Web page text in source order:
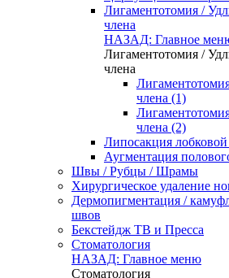
Лигаментотомия /
члена
НАЗАД: Главное
Лигаментотомия /
члена
члена (1)
члена (2)
Липосакция
Аугментация
Швы / Рубцы / Шрамы
Хирургическое удаление
Дермопигментация /
швов
Бекстейдж ТВ и Пресса
Стоматология
НАЗАД: Главное меню
Стоматология